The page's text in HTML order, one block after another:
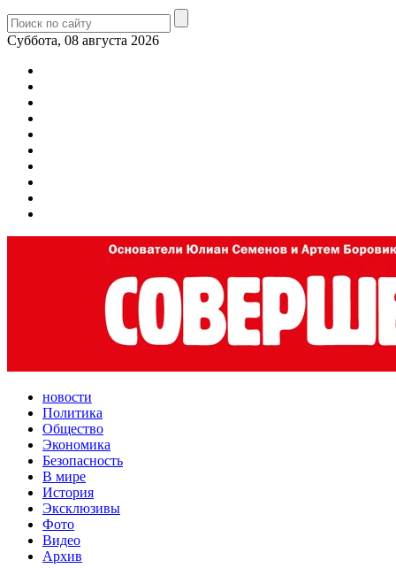
Суббота, 08 августа 2026
новости
Политика
Общество
Экономика
Безопасность
В мире
История
Эксклюзивы
Фото
Видео
Архив